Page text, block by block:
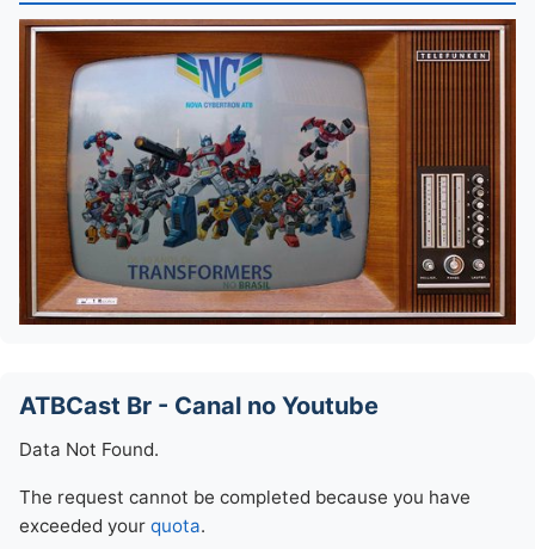
ATBCast Br - Canal no Youtube
Data Not Found.
The request cannot be completed because you have
exceeded your quota.